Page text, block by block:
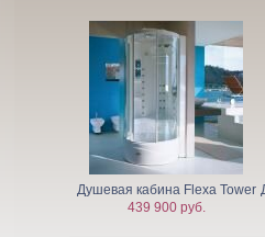
Душевая кабина Flexa Tower
439 900 руб.